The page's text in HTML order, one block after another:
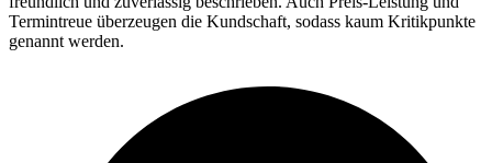
Termintreue überzeugen die Kundschaft, sodass kaum Kritikpunkte
genannt werden.